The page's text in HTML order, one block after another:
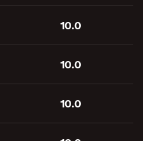
10.0
10.0
10.0